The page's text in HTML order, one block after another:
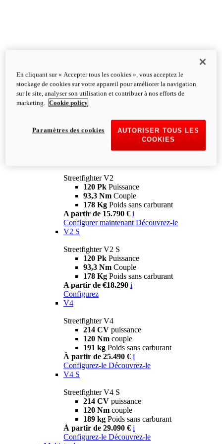
Streetfighter V2
120 Pk Puissance
93,3 Nm Couple
178 Kg Poids sans carburant
A partir de 15.790 € i
Configurer maintenant Découvrez-le
V2 S
Streetfighter V2 S
120 Pk Puissance
93,3 Nm Couple
178 Kg Poids sans carburant
A partir de €18.290 i
Configurez
V4
Streetfighter V4
214 CV puissance
120 Nm couple
191 kg Poids sans carburant
À partir de 25.490 € i
Configurez-le Découvrez-le
V4 S
Streetfighter V4 S
214 CV puissance
120 Nm couple
189 kg Poids sans carburant
À partir de 29.090 € i
Configurez-le Découvrez-le
En cliquant sur « Accepter tous les cookies », vous acceptez le
stockage de cookies sur votre appareil pour améliorer la navigation
sur le site, analyser son utilisation et contribuer à nos efforts de
marketing.
Cookie policy
AUTORISER TOUS LES
COOKIES
Paramètres des cookies